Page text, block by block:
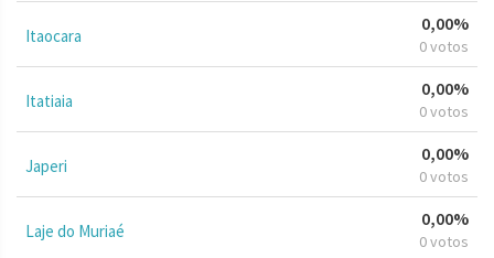
Itaocara
0,00%
0 votos
Itatiaia
0,00%
0 votos
Japeri
0,00%
0 votos
Laje do Muriaé
0,00%
0 votos